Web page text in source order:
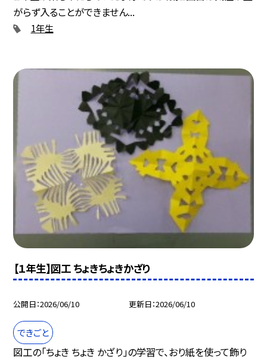
がらず入ることができません...
1年生
【１年生】図工 ちょきちょきかざり
公開日 2026/06/10 更新日 2026/06/10
できごと
図工の「ちょき ちょき かざり」の学習で、おり紙を使って飾り